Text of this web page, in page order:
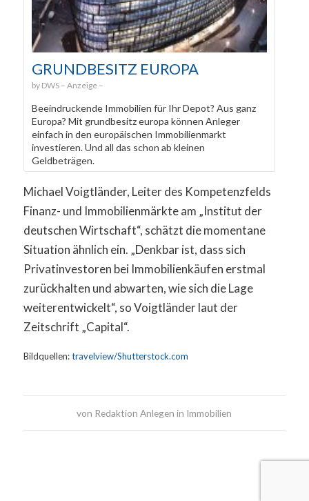
GRUNDBESITZ EUROPA
DWS
Beeindruckende Immobilien für Ihr Depot? Aus ganz
Europa? Mit grundbesitz europa können Anleger
einfach in den europäischen Immobilienmarkt
investieren. Und all das schon ab kleinen
Geldbeträgen.
Michael Voigtländer, Leiter des Kompetenzfelds
Finanz- und Immobilienmärkte am „Institut der
deutschen Wirtschaft“, schätzt die momentane
Situation ähnlich ein. „Denkbar ist, dass sich
Privatinvestoren bei Immobilienkäufen erstmal
zurückhalten und abwarten, wie sich die Lage
weiterentwickelt“, so Voigtländer laut der
Zeitschrift „Capital“.
Bildquellen:travelview/Shutterstock.com
von Redaktion Anlegen in Immobilien